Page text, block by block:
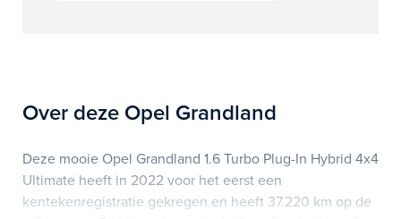
Over deze Opel Grandland
Deze mooie Opel Grandland 1.6 Turbo Plug-In Hybrid 4x4
Ultimate heeft in 2022 voor het eerst een
kentekenregistratie gekregen en heeft 37.220 km op de